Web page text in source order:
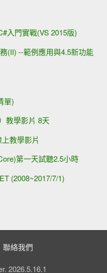
入門實戰(VS 2015版)
(II) --範例應用與4.5新功能
單)
教學影片 8天
教學影片
第一天試聽2.5小時
(2008~2017/7/1)
聯絡我們
2026.5.16.1